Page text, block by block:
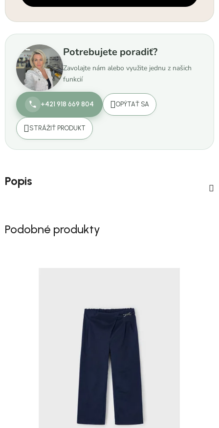
Potrebujete poradiť?
Zavolajte nám alebo využite jednu z našich
funkcií
+421 918 669 804 OPÝTAŤ SA
STRÁŽIŤ PRODUKT
Popis
Podobné produkty